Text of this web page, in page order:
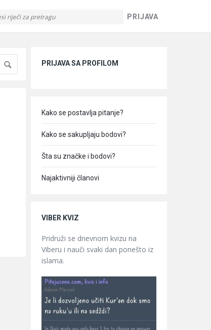
PRIJAVA
PRIJAVA SA PROFILOM
Kako se postavlja pitanje?
Kako se sakupljaju bodovi?
Šta su značke i bodovi?
Najaktivniji članovi
VIBER KVIZ
Pridruži se dnevnom kvizu na
Viberu i nauči svaki dan ponešto iz
islama.